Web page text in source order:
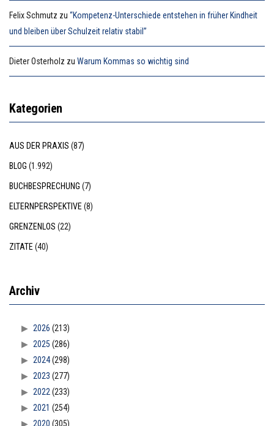
Felix Schmutz zu “Kompetenz-Unterschiede entstehen in früher Kindheit
und bleiben über Schulzeit relativ stabil”
Dieter Osterholz zu Warum Kommas so wichtig sind
Kategorien
AUS DER PRAXIS (87)
BLOG (1.992)
BUCHBESPRECHUNG (7)
ELTERNPERSPEKTIVE (8)
GRENZENLOS (22)
ZITATE (40)
Archiv
2026 (213)
2025 (286)
2024(298)
2023 (277)
2022 (233)
2021 (254)
2020 (305)